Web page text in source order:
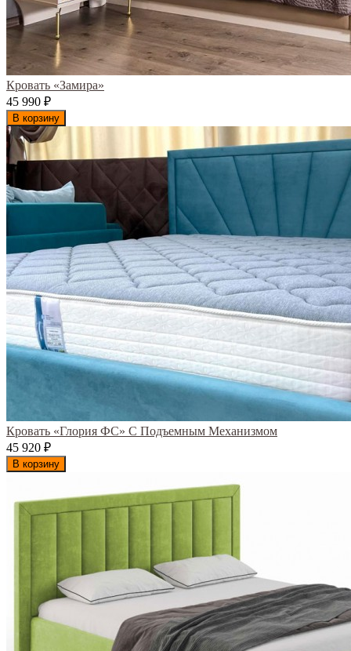
Кровать «Замира»
45 990 ₽
В корзину
Кровать «Глория ФС» С Подъемным Механизмом
45 920 ₽
В корзину